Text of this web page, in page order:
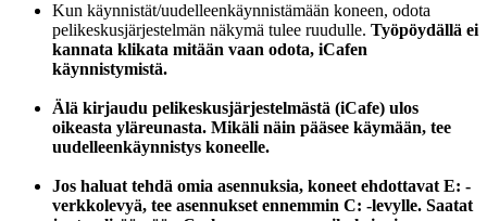
Kun käynnistät/uudelleenkäynnistämään koneen, odota
pelikeskusjärjestelmän näkymä tulee ruudulle. Työpöydällä ei
kannata klikata mitään vaan odota, iCafen
käynnistymistä.
Älä kirjaudu pelikeskusjärjestelmästä (iCafe) ulos
oikeasta yläreunasta. Mikäli näin pääsee käymään, tee
uudelleenkäynnistys koneelle.
Jos haluat tehdä omia asennuksia, koneet ehdottavat E: -
verkkolevyä, tee asennukset ennemmin C: -levylle. Saatat